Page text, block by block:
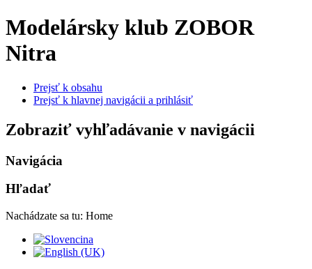
Modelársky klub ZOBOR
Nitra
Prejsť k obsahu
Prejsť k hlavnej navigácii a prihlásiť
Zobraziť vyhľadávanie v navigácii
Navigácia
Hľadať
Nachádzate sa tu: Home